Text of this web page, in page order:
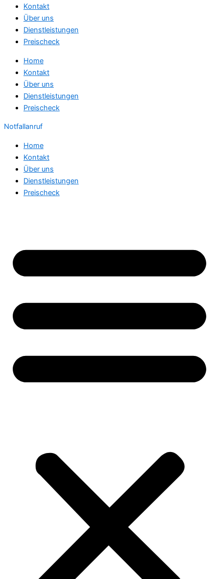
Kontakt
Über uns
Dienstleistungen
Preischeck
Home
Kontakt
Über uns
Dienstleistungen
Preischeck
Notfallanruf
Home
Kontakt
Über uns
Dienstleistungen
Preischeck